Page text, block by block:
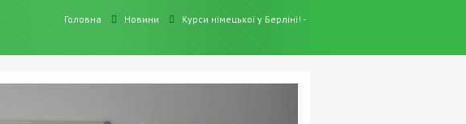
Головна Новини Курси німецької у Берліні! -